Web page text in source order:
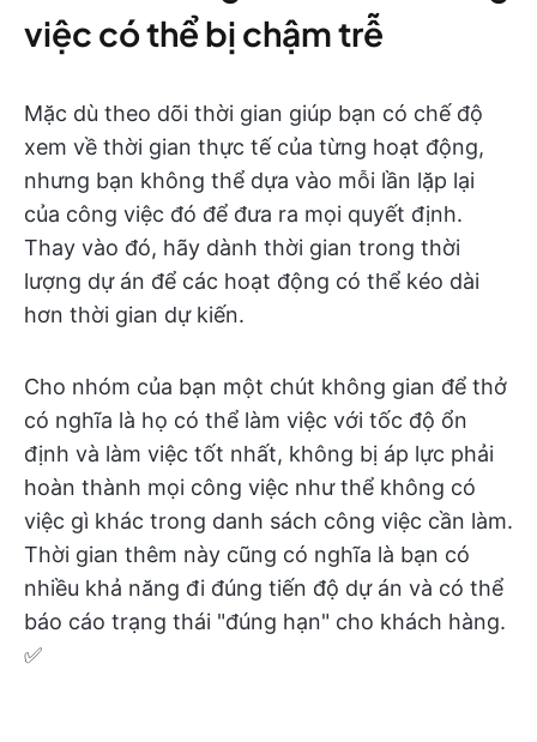
việc có thể bị chậm trễ
Mặc dù theo dõi thời gian giúp bạn có chế độ
xem về thời gian thực tế của từng hoạt động,
nhưng bạn không thể dựa vào mỗi lần lặp lại
của công việc đó để đưa ra mọi quyết định.
Thay vào đó, hãy dành thời gian trong thời
lượng dự án để các hoạt động có thể kéo dài
hơn thời gian dự kiến.
Cho nhóm của bạn một chút không gian để thở
có nghĩa là họ có thể làm việc với tốc độ ổn
định và làm việc tốt nhất, không bị áp lực phải
hoàn thành mọi công việc như thể không có
việc gì khác trong danh sách công việc cần làm.
Thời gian thêm này cũng có nghĩa là bạn có
nhiều khả năng đi đúng tiến độ dự án và có thể
báo cáo trạng thái "đúng hạn" cho khách hàng.
✅